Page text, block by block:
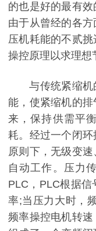
的也是好的最有效
由于从曾经的各
压机耗能的不贰
操控原理以求理想
与传统紧缩
能，使紧缩机的
来，保持供需平
耗。经过一个闭
原则下，无级变
自动工作。压力
PLC，PLC根据
率;当压力大时，
频率操控电机转